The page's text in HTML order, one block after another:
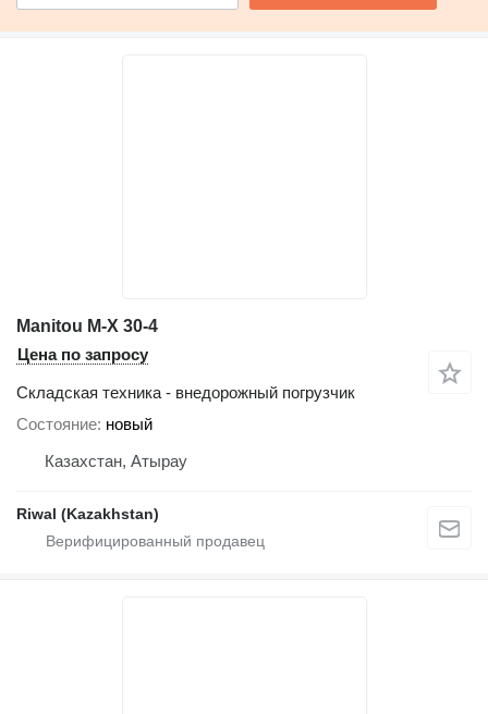
Manitou M-X 30-4
Цена по запросу
Складская техника - внедорожный погрузчик
Состояние новый
Казахстан, Атырау
Riwal (Kazakhstan)